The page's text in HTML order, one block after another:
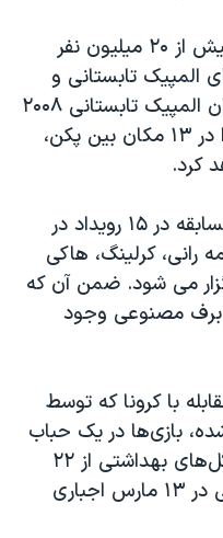
پکن، پایتخت چین، با جمعیت بیش از ۲۰ میلیون نفر
المپیک تابستانی و
زمستانی است. این شهر که میزبان المپیک تابستانی ۲۰۰۸
نیز بود، در مدت ۱۷ روز بازی‌ها را در ۱۳ مکان بین پکن،
کرد.
طی این مدت، در مجموع ۱۰۹ مسابقه در ۱۵ رویداد در
رانی، کرلینگ، هاکی
می شود. ضمن آن که
برف مصنوعی وجود
با کرونا که توسط
بازی‌ها در یک حباب
بسته برگزار می‌شود. رعایت پروتکل‌های بهداشتی از ۲۲
ژانویه تا پایان پارالمپیک زمستانی در ۱۳ مارس اجباری